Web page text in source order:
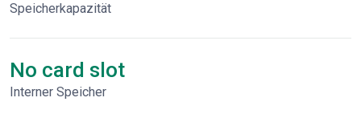
Speicherkapazität
No card slot
Interner Speicher